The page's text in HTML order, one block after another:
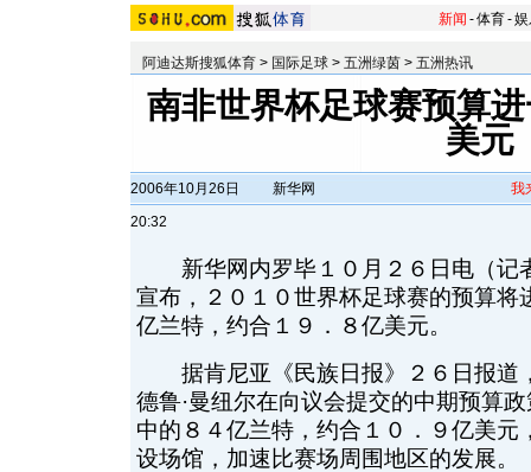
新闻 -体育-
阿迪达斯搜狐体育 > 国际足球 > 五洲绿茵 > 五洲热讯
南非世界杯足球赛预算
美元
2006年10月26日
20:32
新华网 我
新华网内罗毕１０月２６日电（记
宣布，２０１０世界杯足球赛的预算将
亿兰特，约合１９．８亿美元。
据肯尼亚《民族日报》２６日报道
德鲁·曼纽尔在向议会提交的中期预算
中的８４亿兰特，约合１０．９亿美元
设场馆，加速比赛场周围地区的发展。